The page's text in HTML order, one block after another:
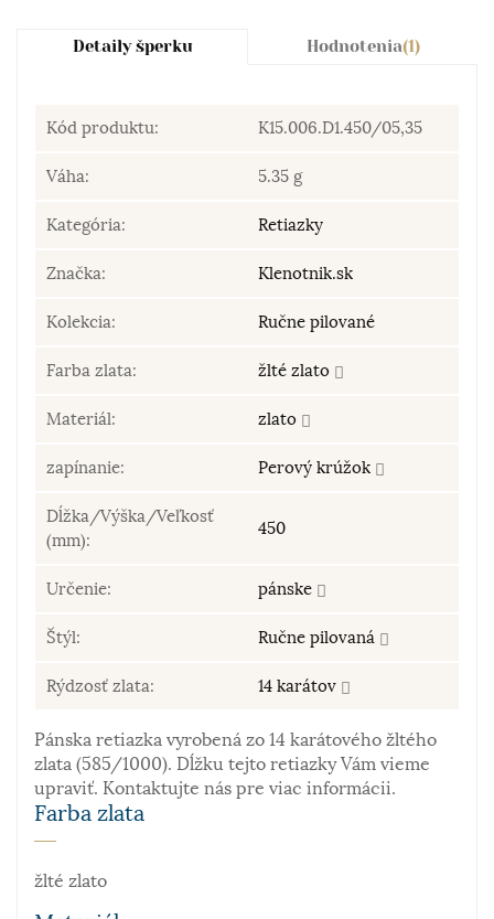
Detaily šperku Hodnotenia(1)
Kód produktu: K15.006.D1.450/05,35
Váha: 5.35 g
Kategória: Retiazky
Značka: Klenotnik.sk
Kolekcia: Ručne pilované
Farba zlata: žlté zlato
Materiál: zlato
zapínanie: Perový krúžok
Dĺžka/Výška/Veľkosť
(mm):
450
Určenie: pánske
Štýl: Ručne pilovaná
Rýdzosť zlata: 14 karátov
Pánska retiazka vyrobená zo 14 karátového žltého
zlata (585/1000). Dĺžku tejto retiazky Vám vieme
upraviť. Kontaktujte nás pre viac informácii.
Farba zlata
žlté zlato